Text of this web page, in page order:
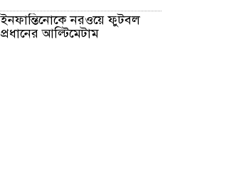
ইনফান্তিনোকে নরওয়ে ফুটবল
প্রধানের আল্টিমেটাম